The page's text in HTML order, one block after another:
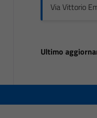
Via Vittorio
Ultimo